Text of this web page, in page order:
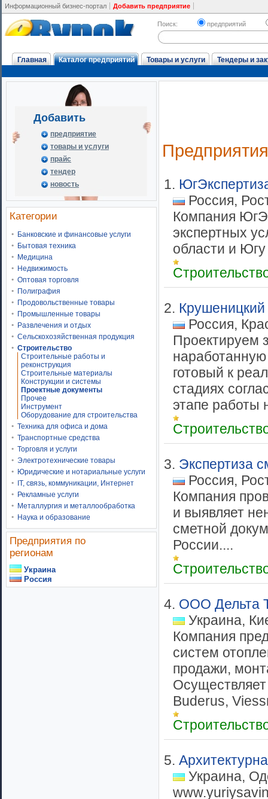
Информационный бизнес-портал Добавить предприятие
Поиск: предприятий
Главная Каталог предприятий Товары и услуги Тендеры и
Добавить
предприятие
товары и услуги
прайс
тендер
новость
Категории
Банковские и финансовые услуги
Бытовая техника
Медицина
Недвижимость
Оптовая торговля
Полиграфия
Продовольственные товары
Промышленные товары
Развлечения и отдых
Сельскохозяйственная продукция
Строительство
Строительные работы и
реконструкция
Строительные материалы
Конструкции и системы
Проектные документы
Прочее
Инструмент
Оборудование для строительства
Техника для офиса и дома
Транспортные средства
Торговля и услуги
Электротехнические товары
Юридические и нотариальные услуги
IT, связь, коммуникации, Интернет
Рекламные услуги
Металлургия и металлообработка
Наука и образование
Предприятия по
регионам
Украина
Россия
Предприятия
1.
Россия,
Компания
экспертных
области и
2.
Россия,
Проектируем
готовый к
стадиях
этапе работы
3. Экспертиза
Россия,
Компания
и выявляет
сметной
России....
4. ООО Дельта
Украина,
Компания
систем
продажи,
Buderus,
5.
Украина,